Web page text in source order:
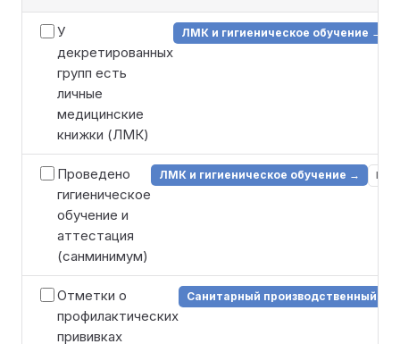
У
декретированных
групп есть
личные
медицинские
книжки (ЛМК)
ЛМК и гигиеническое обучение →
Проведено
гигиеническое
обучение и
аттестация
(санминимум)
ЛМК и гигиеническое обучение → НПА
Отметки о
профилактических
прививках
Санитарный производственный